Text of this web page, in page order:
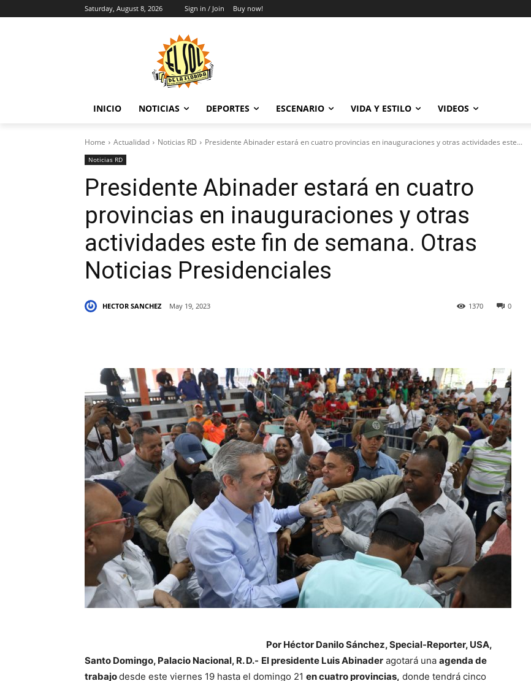
Saturday, August 8, 2026 Sign in / Join Buy now!
INICIO NOTICIAS DEPORTES ESCENARIO VIDA Y ESTILO VIDEOS
Home Actualidad Noticias RD Presidente Abinader estará en cuatro provincias en inauguraciones y otras actividades este...
Noticias RD
Presidente Abinader estará en cuatro
provincias en inauguraciones y otras
actividades este fin de semana. Otras
Noticias Presidenciales
HECTOR SANCHEZ May 19, 2023 0
1370
Por Héctor Danilo Sánchez, Special-Reporter, USA,
Santo Domingo, Palacio Nacional, R. D.- El presidente Luis Abinader agotará una agenda de
trabajodesde este viernes 19 hasta el domingo 21 en cuatro provincias, donde tendrá cinco